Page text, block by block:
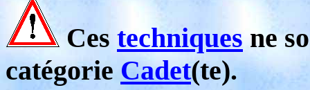
Ces techniquesne
catégorie Cadet(te).